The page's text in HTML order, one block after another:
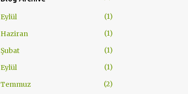
Eylül
1
Haziran
1
Şubat
1
Eylül
1
Temmuz
2